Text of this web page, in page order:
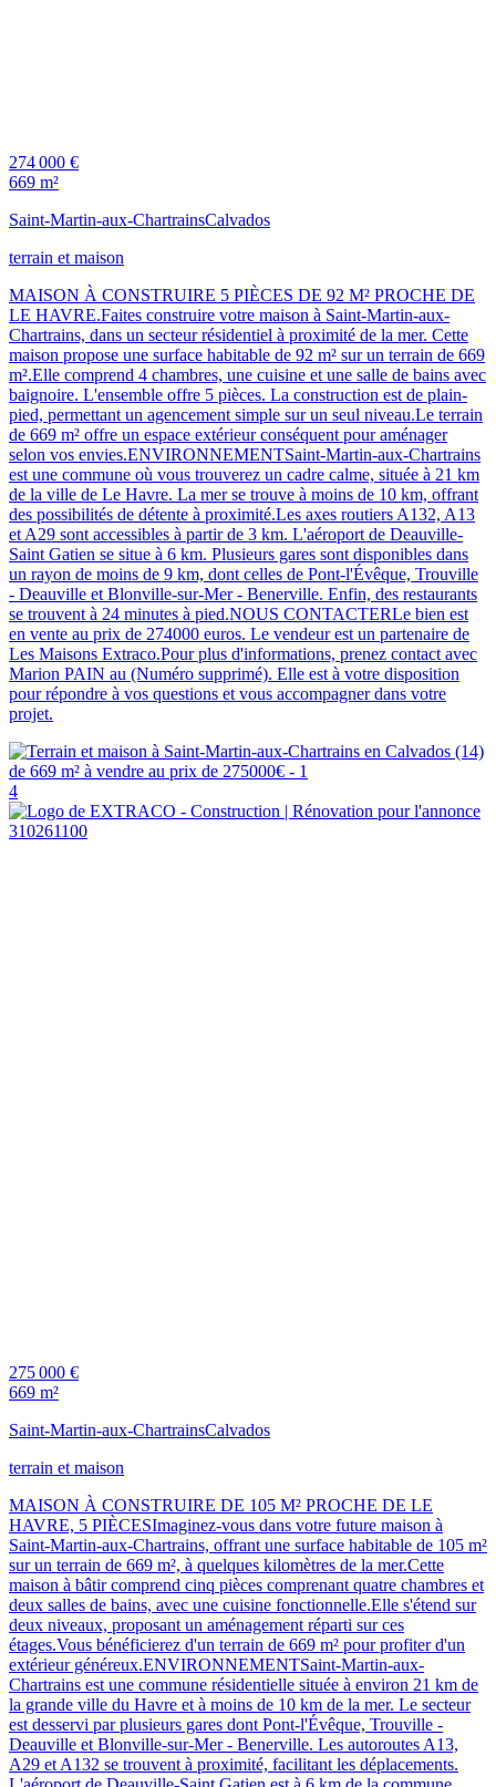
274 000 €
669 m²
Saint-Martin-aux-ChartrainsCalvados
terrain et maison
MAISON À CONSTRUIRE 5 PIÈCES DE 92 M² PROCHE DE
LE HAVRE.Faites construire votre maison à Saint-Martin-aux-
Chartrains, dans un secteur résidentiel à proximité de la mer. Cette
maison propose une surface habitable de 92 m² sur un terrain de 669
m².Elle comprend 4 chambres, une cuisine et une salle de bains avec
baignoire. L'ensemble offre 5 pièces. La construction est de plain-
pied, permettant un agencement simple sur un seul niveau.Le terrain
de 669 m² offre un espace extérieur conséquent pour aménager
selon vos envies.ENVIRONNEMENTSaint-Martin-aux-Chartrains
est une commune où vous trouverez un cadre calme, située à 21 km
de la ville de Le Havre. La mer se trouve à moins de 10 km, offrant
des possibilités de détente à proximité.Les axes routiers A132, A13
et A29 sont accessibles à partir de 3 km. L'aéroport de Deauville-
Saint Gatien se situe à 6 km. Plusieurs gares sont disponibles dans
un rayon de moins de 9 km, dont celles de Pont-l'Évêque, Trouville
- Deauville et Blonville-sur-Mer - Benerville. Enfin, des restaurants
se trouvent à 24 minutes à pied.NOUS CONTACTERLe bien est
en vente au prix de 274000 euros. Le vendeur est un partenaire de
Les Maisons Extraco.Pour plus d'informations, prenez contact avec
Marion PAIN au (Numéro supprimé). Elle est à votre disposition
pour répondre à vos questions et vous accompagner dans votre
projet.
4
275 000 €
669 m²
Saint-Martin-aux-ChartrainsCalvados
terrain et maison
MAISON À CONSTRUIRE DE 105 M² PROCHE DE LE
HAVRE, 5 PIÈCESImaginez-vous dans votre future maison à
Saint-Martin-aux-Chartrains, offrant une surface habitable de 105 m²
sur un terrain de 669 m², à quelques kilomètres de la mer.Cette
maison à bâtir comprend cinq pièces comprenant quatre chambres et
deux salles de bains, avec une cuisine fonctionnelle.Elle s'étend sur
deux niveaux, proposant un aménagement réparti sur ces
étages.Vous bénéficierez d'un terrain de 669 m² pour profiter d'un
extérieur généreux.ENVIRONNEMENTSaint-Martin-aux-
Chartrains est une commune résidentielle située à environ 21 km de
la grande ville du Havre et à moins de 10 km de la mer. Le secteur
est desservi par plusieurs gares dont Pont-l'Évêque, Trouville -
Deauville et Blonville-sur-Mer - Benerville. Les autoroutes A13,
A29 et A132 se trouvent à proximité, facilitant les déplacements.